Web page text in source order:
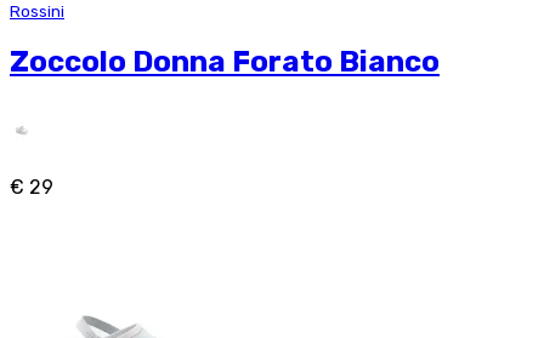
Rossini
Zoccolo Donna Forato Bianco
€ 29